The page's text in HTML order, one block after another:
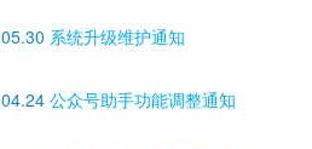
系统升级维护通知
公众号助手功能调整通知